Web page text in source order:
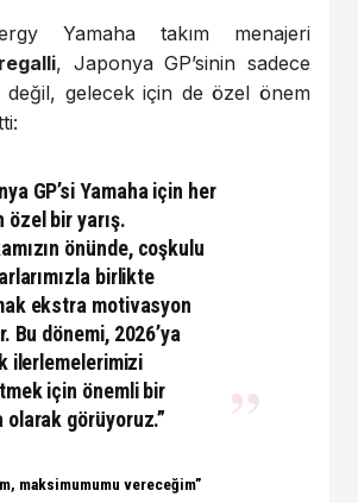
Yamaha takım menajeri
, Japonya GP’sinin sadece
gelecek için de özel önem
GP’si Yamaha için her
özel bir yarış.
önünde, coşkulu
birlikte
ekstra motivasyon
Bu dönemi, 2026’ya
ilerlemelerimizi
için önemli bir
olarak görüyoruz.”
maksimumumu vereceğim”